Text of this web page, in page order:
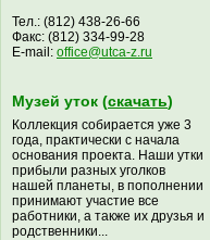
Тел.: (812) 438-26-66
Факс: (812) 334-99-28
E-mail: office@utca-z.ru
Музей уток (скачать)
Коллекция собирается уже 3
года, практически с начала
основания проекта. Наши утки
прибыли разных уголков
нашей планеты, в пополнении
принимают участие все
работники, а также их друзья и
родственники...